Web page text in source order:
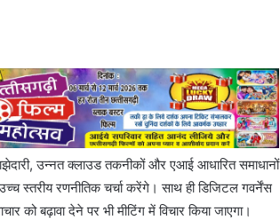
उन्नत क्लाउड तकनीकों और एआई आधारित समाधानों
स्तरीय रणनीतिक चर्चा करेंगे। साथ ही डिजिटल गवर्नेंस
बढ़ावा देने पर भी मीटिंग में विचार किया जाएगा।